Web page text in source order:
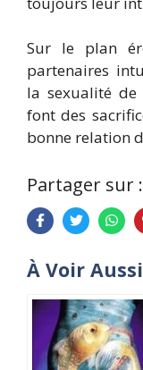
Sur le plan
partenaires
la sexualité de
font des
bonne relation
Partager sur :
À Voir Aussi